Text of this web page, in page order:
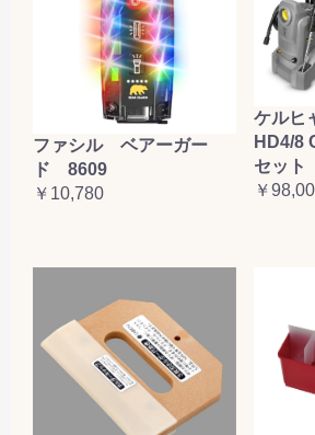
ファシル ベアーガー
ド 8609
￥10,780
ケルヒ
HD4/8
セット
￥